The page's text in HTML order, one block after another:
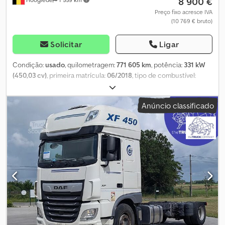
Preço fixo acresce IVA
(10 769 € bruto)
Solicitar Ligar
Condição:usado, quilometragem:771 605 km, potência: 331 kW
(450,03 cv), primeira matrícula:06/2018, tipo de combustível:
outro
cabina-cama, tipo de engrenagem:automático, classe de
, Ano de fabrico:2018
, Peso vazio: 13.980 kg Carga
útil: 5.020 kg Peso bruto total: 19.000 kg Danos: nenhum Dcodpfx
Ajzrc Ewsbbok
Anúncio classificado